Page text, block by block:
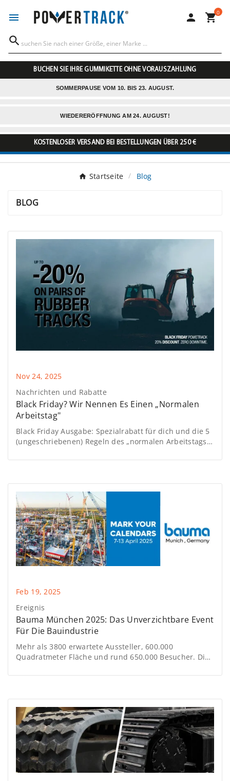
  0

BUCHEN SIE IHRE GUMMIKETTE OHNE VORAUSZAHLUNG
SOMMERPAUSE VOM 10. BIS 23. AUGUST.
WIEDERERÖFFNUNG AM 24. AUGUST!
KOSTENLOSER VERSAND BEI BESTELLUNGEN ÜBER 250 €
Startseite Blog
BLOG
Nov 24, 2025
Nachrichten und Rabatte
Black Friday? Wir Nennen Es Einen „Normalen
Arbeitstag"
Black Friday Ausgabe: Spezialrabatt für dich und die 5
(ungeschriebenen) Regeln des „normalen Arbeitstags"
nach PowerTrack
Feb 19, 2025
Ereignis
Bauma München 2025: Das Unverzichtbare Event
Für Die Bauindustrie
Mehr als 3800 erwartete Aussteller, 600.000
Quadratmeter Fläche und rund 650.000 Besucher. Dies
Munich 2025 erzählen.